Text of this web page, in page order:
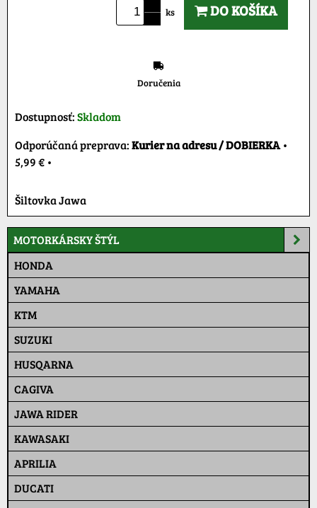
ks DO KOŠÍKA
Doručenia
Dostupnosť:Skladom
Kurier na adresu / DOBIERKA•
5,99 € •
Šiltovka Jawa
MOTORKÁRSKY ŠTÝL
HONDA
YAMAHA
KTM
SUZUKI
HUSQARNA
CAGIVA
JAWA RIDER
KAWASAKI
APRILIA
DUCATI